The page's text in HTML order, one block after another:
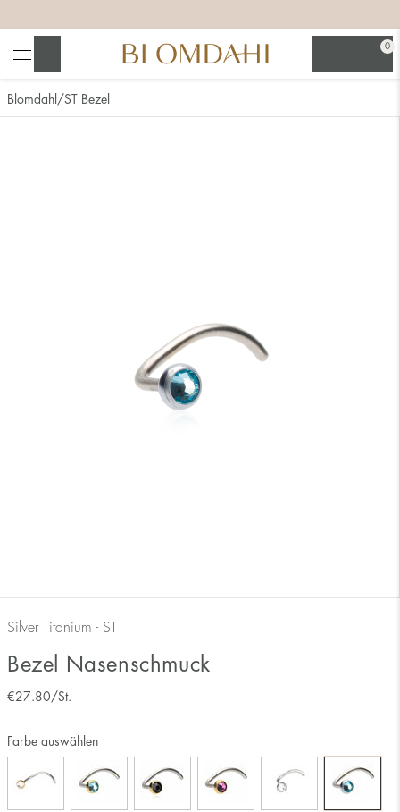
0
Blomdahl ST Bezel
Silver Titanium - ST
Bezel Nasenschmuck
€27.80 /St.
Farbe auswählen